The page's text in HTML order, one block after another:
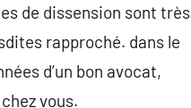
de dissension sont très
rapproché. dans le
d’un bon avocat,
vous.